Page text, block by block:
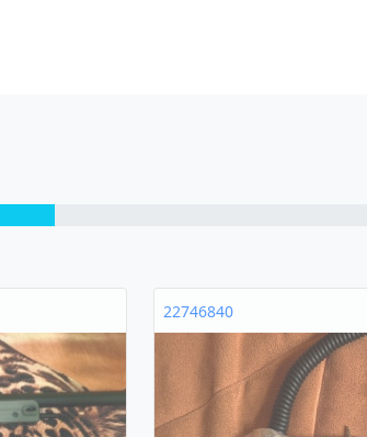
22746840